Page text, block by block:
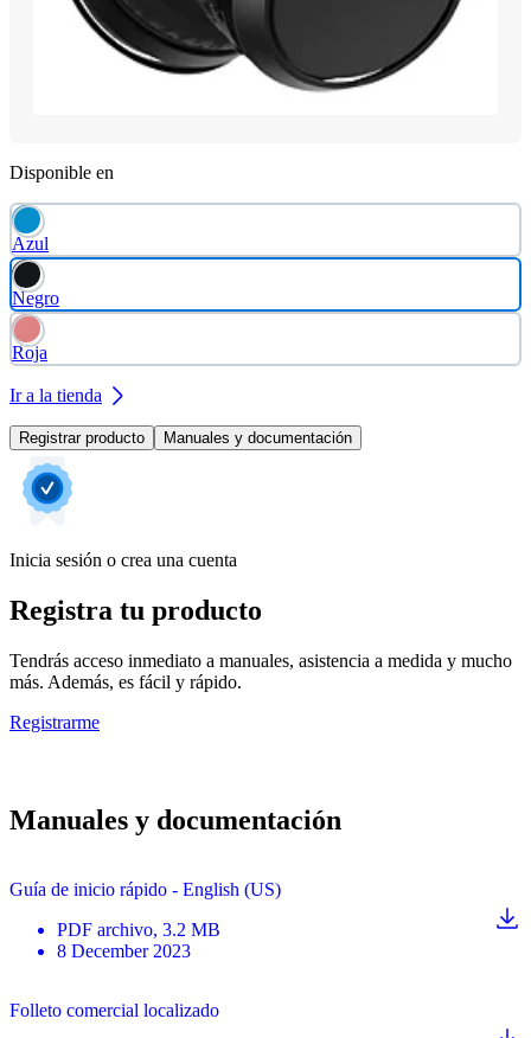
Disponible en
Azul
Negro
Roja
Ir a la tienda
Registrar producto Manuales y documentación
Inicia sesión o crea una cuenta
Registra tu producto
Tendrás acceso inmediato a manuales, asistencia a medida y mucho
más. Además, es fácil y rápido.
Registrarme
Manuales y documentación
Guía de inicio rápido - English (US)
PDF archivo, 3.2 MB
8 December 2023
Folleto comercial localizado